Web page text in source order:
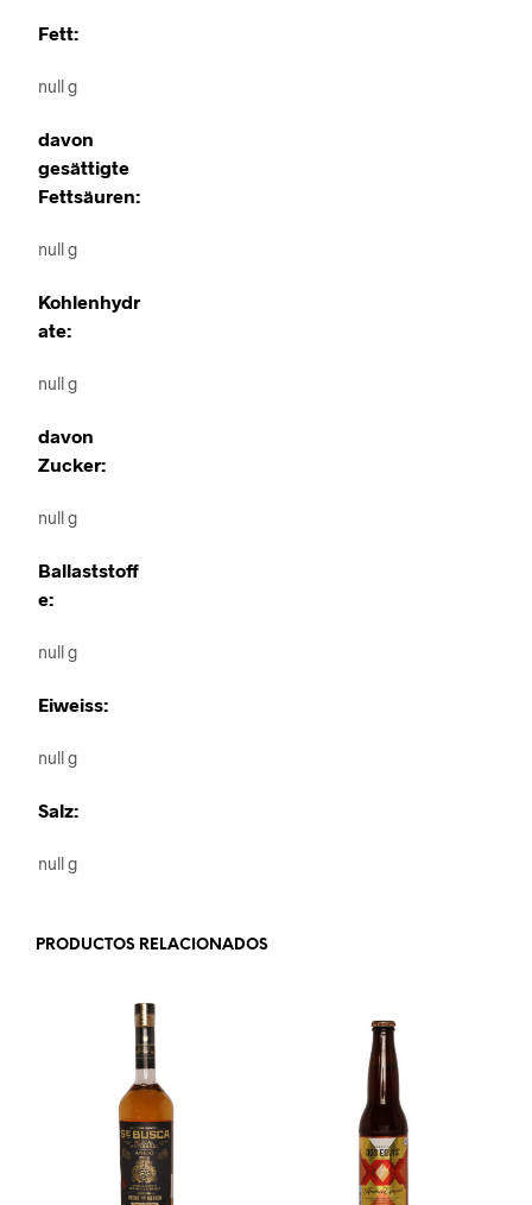
Fett:
null g
davon
gesättigte
Fettsäuren:
null g
Kohlenhydr
ate:
null g
davon
Zucker:
null g
Ballaststoff
e:
null g
Eiweiss:
null g
Salz:
null g
PRODUCTOS RELACIONADOS